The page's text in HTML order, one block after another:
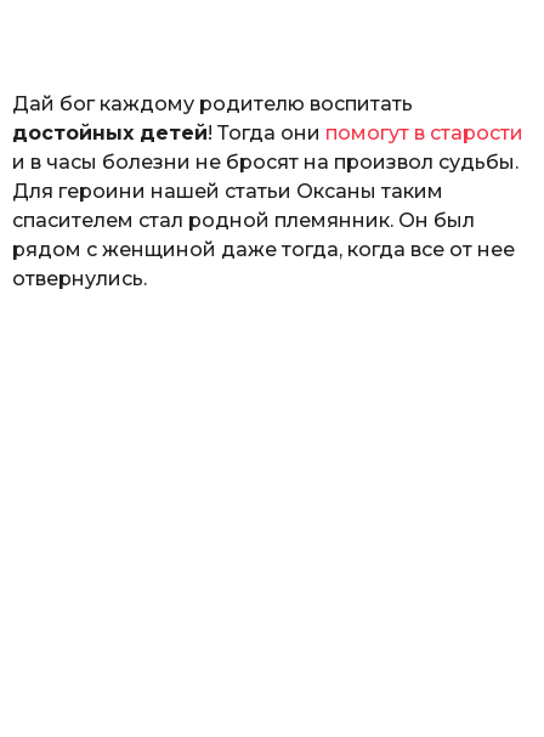
р
к
л
ю
к
Дай бог каждому родителю воспитать
достойных детей! Тогда они помогут в старости
и в часы болезни не бросят на произвол судьбы.
Для героини нашей статьи Оксаны таким
спасителем стал родной племянник. Он был
рядом с женщиной даже тогда, когда все от нее
отвернулись.